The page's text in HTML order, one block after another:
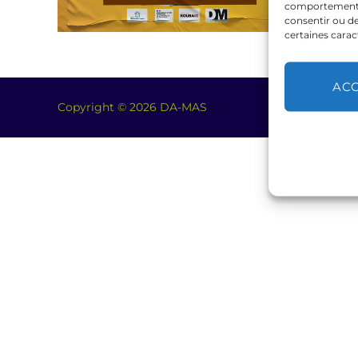
comportement
consentir ou
certaines
Copyright © 2026 DA-MAS